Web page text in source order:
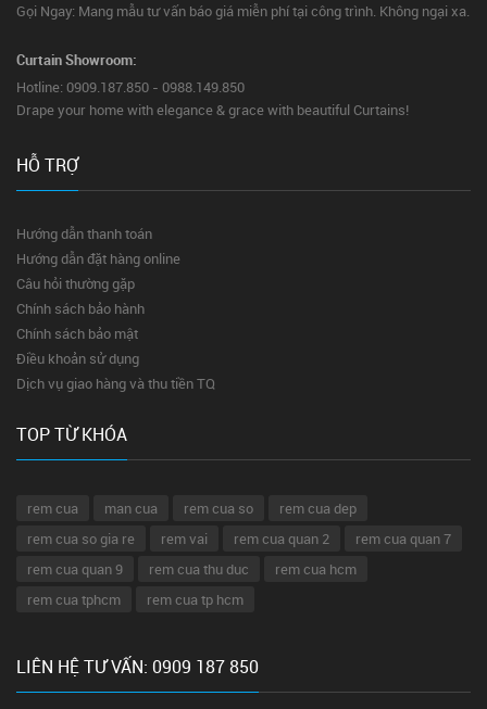
Gọi Ngay: Mang mẫu tư vấn báo giá miễn phí tại công trình. Không ngại xa.
Curtain Showroom:
Hotline: 0909.187.850 - 0988.149.850
Drape your home with elegance & grace with beautiful Curtains!
HỖ TRỢ
Hướng dẫn thanh toán
Hướng dẫn đặt hàng online
Câu hỏi thường gặp
Chính sách bảo hành
Chính sách bảo mật
Điều khoản sử dụng
Dịch vụ giao hàng và thu tiền TQ
TOP TỪ KHÓA
rem cua man cua rem cua so
rem cua dep
rem cua so gia re
rem vai rem cua quan 2
rem cua quan 7
rem cua quan 9
rem cua thu duc
rem cua hcm
rem cua tphcm
rem cua tp hcm
LIÊN HỆ TƯ VẤN: 0909 187 850